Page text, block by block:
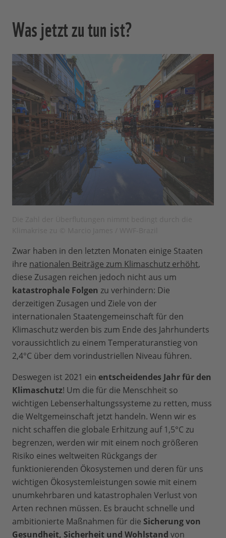
Was jetzt zu tun ist?
Zwar haben in den letzten Monaten einige Staaten
ihre nationalen Beiträge zum Klimaschutz erhöht,
diese Zusagen reichen jedoch nicht aus um
katastrophale Folgen zu verhindern: Die
derzeitigen Zusagen und Ziele von der
internationalen Staatengemeinschaft für den
Klimaschutz werden bis zum Ende des Jahrhunderts
voraussichtlich zu einem Temperaturanstieg von
2,4°C über dem vorindustriellen Niveau führen.
Deswegen ist 2021 ein entscheidendes Jahr für den
Klimaschutz! Um die für die Menschheit so
wichtigen Lebenserhaltungssysteme zu retten, muss
die Weltgemeinschaft jetzt handeln. Wenn wir es
nicht schaffen die globale Erhitzung auf 1,5°C zu
begrenzen, werden wir mit einem noch größeren
Risiko eines weltweiten Rückgangs der
funktionierenden Ökosystemen und deren für uns
wichtigen Ökosystemleistungen sowie mit einem
unumkehrbaren und katastrophalen Verlust von
Arten rechnen müssen. Es braucht schnelle und
ambitionierte Maßnahmen für die Sicherung von
Gesundheit, Sicherheit und Wohlstand von